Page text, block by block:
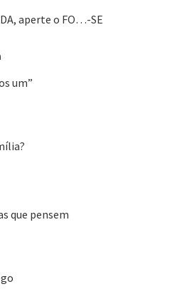
aperte o FO…-SE
um”
que pensem